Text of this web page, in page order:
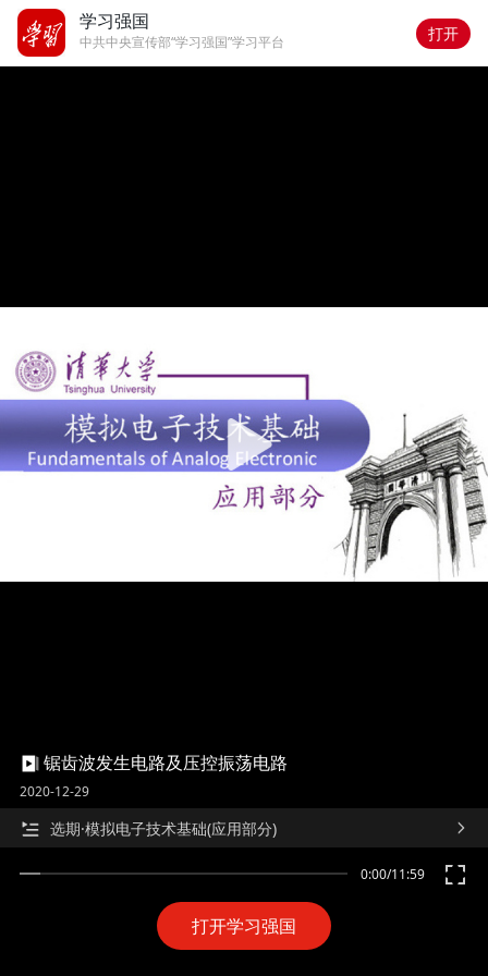
学习强国
中共中央宣传部“学习强国”学习平台 打开
打开学习强国
0:00/11:59
锯齿波发生电路及压控振荡电路
2020-12-29
选期·模拟电子技术基础(应用部分)